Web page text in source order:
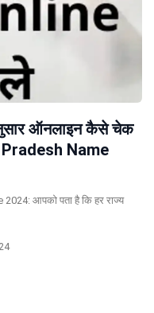
ऑनलाइन कैसे चेक
Name
आपको पता है कि हर राज्य